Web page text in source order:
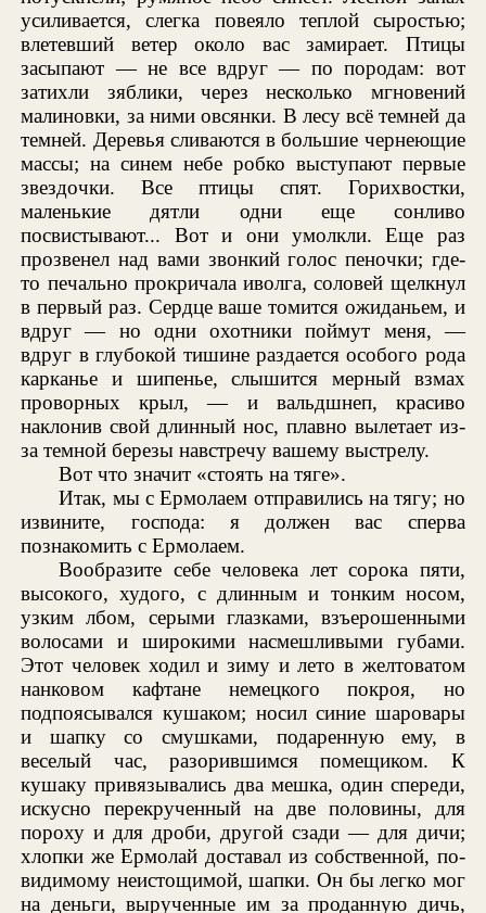
усиливается, слегка повеяло теплой сыростью;
влетевший ветер около вас замирает. Птицы
засыпают — не все вдруг — по породам: вот
затихли зяблики, через несколько мгновений
малиновки, за ними овсянки. В лесу всё темней да
темней. Деревья сливаются в большие чернеющие
массы; на синем небе робко выступают первые
звездочки. Все птицы спят. Горихвостки,
маленькие дятли одни еще сонливо
посвистывают... Вот и они умолкли. Еще раз
прозвенел над вами звонкий голос пеночки; где-
то печально прокричала иволга, соловей щелкнул
в первый раз. Сердце ваше томится ожиданьем, и
вдруг — но одни охотники поймут меня, —
вдруг в глубокой тишине раздается особого рода
карканье и шипенье, слышится мерный взмах
проворных крыл, — и вальдшнеп, красиво
наклонив свой длинный нос, плавно вылетает из-
за темной березы навстречу вашему выстрелу.
Вот что значит «стоять на тяге».
Итак, мы с Ермолаем отправились на тягу; но
извините, господа: я должен вас сперва
познакомить с Ермолаем.
Вообразите себе человека лет сорока пяти,
высокого, худого, с длинным и тонким носом,
узким лбом, серыми глазками, взъерошенными
волосами и широкими насмешливыми губами.
Этот человек ходил и зиму и лето в желтоватом
нанковом кафтане немецкого покроя, но
подпоясывался кушаком; носил синие шаровары
и шапку со смушками, подаренную ему, в
веселый час, разорившимся помещиком. К
кушаку привязывались два мешка, один спереди,
искусно перекрученный на две половины, для
пороху и для дроби, другой сзади — для дичи;
хлопки же Ермолай доставал из собственной, по-
видимому неистощимой, шапки. Он бы легко мог
на деньги, вырученные им за проданную дичь,